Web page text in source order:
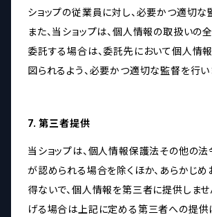
ショップの従業員に対し、必要かつ適切な
また、当ショップは、個人情報の取扱いの
委託する場合は、委託先において個人情
図られるよう、必要かつ適切な監督を行い
7. 第三者提供
当ショップは、個人情報保護法その他の
が認められる場合を除くほか、あらかじ
得ないで、個人情報を第三者に提供しませ
げる場合は上記に定める第三者への提供